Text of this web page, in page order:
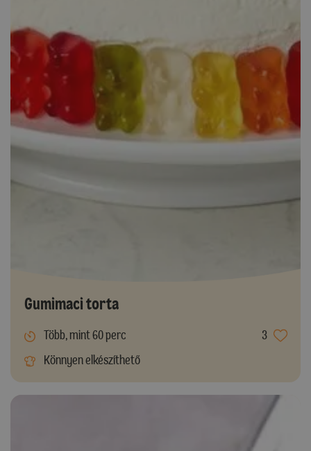
Gumimaci torta
Több, mint 60 perc
3
Könnyen elkészíthető